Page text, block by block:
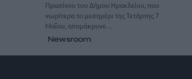
Πρασίνου του Δήμου Ηρακλείου, που
νωρίτερα το μεσημέρι της Τετάρτης 7
Μαΐου, απομάκρυνε…
Newsroom